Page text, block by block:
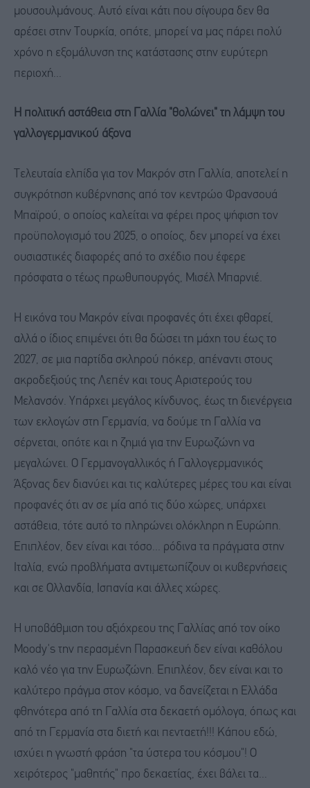
μουσουλμάνους. Αυτό είναι κάτι που σίγουρα δεν θα
αρέσει στην Τουρκία, οπότε, μπορεί να μας πάρει πολύ
χρόνο η εξομάλυνση της κατάστασης στην ευρύτερη
περιοχή...
Η πολιτική αστάθεια στη Γαλλία "θολώνει" τη λάμψη του
γαλλογερμανικού άξονα
Τελευταία ελπίδα για τον Μακρόν στη Γαλλία, αποτελεί η
συγκρότηση κυβέρνησης από τον κεντρώο Φρανσουά
Μπαϊρού, ο οποίος καλείται να φέρει προς ψήφιση τον
προϋπολογισμό του 2025, ο οποίος, δεν μπορεί να έχει
ουσιαστικές διαφορές από το σχέδιο που έφερε
πρόσφατα ο τέως πρωθυπουργός, Μισέλ Μπαρνιέ.
Η εικόνα του Μακρόν είναι προφανές ότι έχει φθαρεί,
αλλά ο ίδιος επιμένει ότι θα δώσει τη μάχη του έως το
2027, σε μια παρτίδα σκληρού πόκερ, απέναντι στους
ακροδεξιούς της Λεπέν και τους Αριστερούς του
Μελανσόν. Υπάρχει μεγάλος κίνδυνος, έως τη διενέργεια
των εκλογών στη Γερμανία, να δούμε τη Γαλλία να
σέρνεται, οπότε και η ζημιά για την Ευρωζώνη να
μεγαλώνει. Ο Γερμανογαλλικός ή Γαλλογερμανικός
Άξονας δεν διανύει και τις καλύτερες μέρες του και είναι
προφανές ότι αν σε μία από τις δύο χώρες, υπάρχει
αστάθεια, τότε αυτό το πληρώνει ολόκληρη η Ευρώπη.
Επιπλέον, δεν είναι και τόσο... ρόδινα τα πράγματα στην
Ιταλία, ενώ προβλήματα αντιμετωπίζουν οι κυβερνήσεις
και σε Ολλανδία, Ισπανία και άλλες χώρες.
Η υποβάθμιση του αξιόχρεου της Γαλλίας από τον οίκο
Moody's την περασμένη Παρασκευή δεν είναι καθόλου
καλό νέο για την Ευρωζώνη. Επιπλέον, δεν είναι και το
καλύτερο πράγμα στον κόσμο, να δανείζεται η Ελλάδα
φθηνότερα από τη Γαλλία στα δεκαετή ομόλογα, όπως και
από τη Γερμανία στα διετή και πενταετή!!! Κάπου εδώ,
ισχύει η γνωστή φράση "τα ύστερα του κόσμου"! Ο
χειρότερος "μαθητής" προ δεκαετίας, έχει βάλει τα...